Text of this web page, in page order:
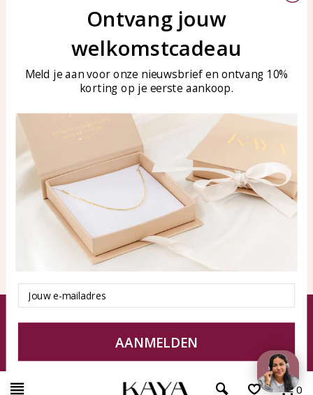
Veelgestelde vragen
Bellen of WhatsApp Ma-Vr
tussen 09:00-17:00
Tel: 0850003187
klantenservice@kayasierade
Producten
Alle producten
Nieuwe producten
Aanbiedingen
KAYA Sieraden
Over ons
Samenwerken?
Tips en Advies
Duurzaamheid
0
Ontvang jouw
welkomstcadeau
Meld je aan voor onze nieuwsbrief en ontvang 10%
korting op je eerste aankoop.
Email
AANMELDEN